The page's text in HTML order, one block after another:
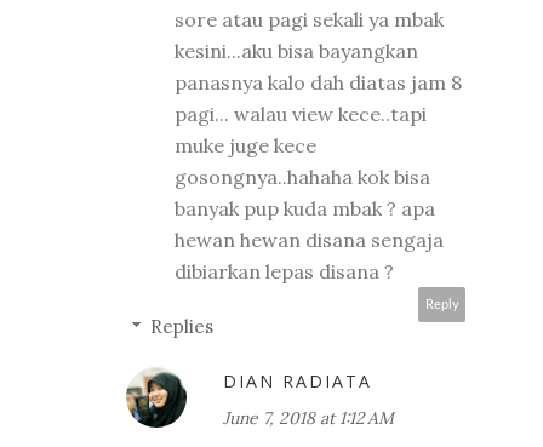
sore atau pagi sekali ya mbak
kesini...aku bisa bayangkan
panasnya kalo dah diatas jam 8
pagi... walau view kece..tapi
muke juge kece
gosongnya..hahaha kok bisa
banyak pup kuda mbak ? apa
hewan hewan disana sengaja
dibiarkan lepas disana ?
Reply
Replies
DIAN RADIATA
June 7, 2018 at 1:12 AM